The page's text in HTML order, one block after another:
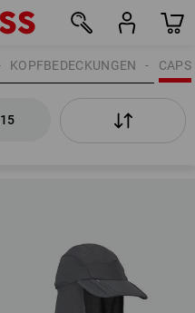
CAPS
KOPFBEDECKUNGEN
15